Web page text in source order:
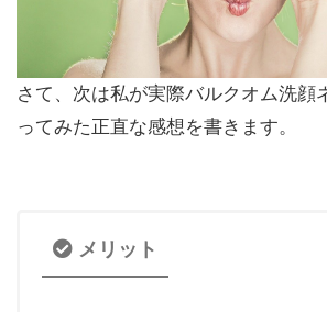
さて、次は私が実際バルクオム洗顔
ってみた正直な感想を書きます。
メリット